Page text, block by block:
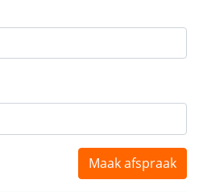
Maak afspraak